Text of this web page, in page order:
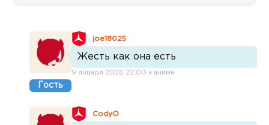
Гость
joe18025
Жесть как она есть
9 января 2026 22:00 к аниме
CodyO